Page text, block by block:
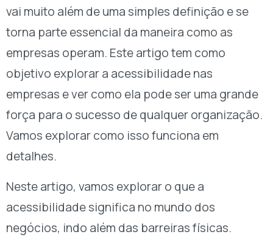
vai muito além de uma simples definição e se
torna parte essencial da maneira como as
empresas operam. Este artigo tem como
objetivo explorar a acessibilidade nas
empresas e ver como ela pode ser uma grande
força para o sucesso de qualquer organização.
Vamos explorar como isso funciona em
detalhes.
Neste artigo, vamos explorar o que a
acessibilidade significa no mundo dos
negócios, indo além das barreiras físicas.